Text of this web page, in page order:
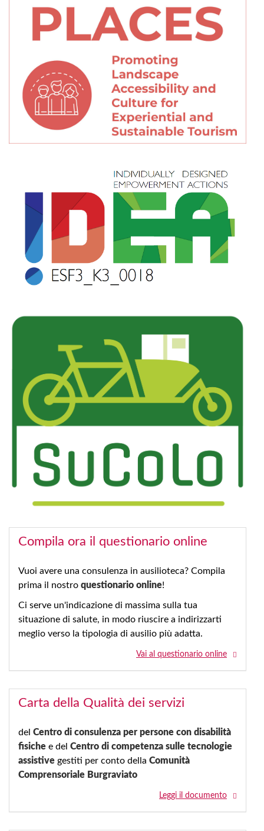
Compila ora il questionario online
Vuoi avere una consulenza in ausilioteca? Compila
prima il nostro questionario online!
Ci serve un'indicazione di massima sulla tua
situazione di salute, in modo riuscire a indirizzarti
meglio verso la tipologia di ausilio più adatta.
Vai al questionario online
Carta della Qualità dei servizi
del Centro di consulenza per persone con disabilità
fisiche e del Centro di competenza sulle tecnologie
assistive gestiti per conto della Comunità
Comprensoriale Burgraviato
Leggi il documento